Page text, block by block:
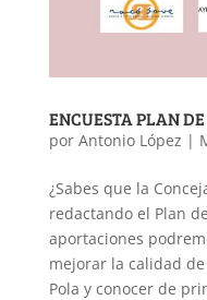
ENCUESTA PLAN
por Antonio López |
¿Sabes que la
redactando el Plan
aportaciones
mejorar la calidad
Pola y conocer de